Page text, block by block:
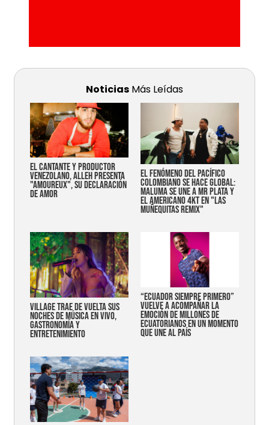
Noticias Más Leídas
EL CANTANTE Y PRODUCTOR
VENEZOLANO, ALLEH PRESENTA
"AMOUREUX", SU DECLARACIÓN
DE AMOR
EL FENÓMENO DEL PACÍFICO
COLOMBIANO SE HACE GLOBAL:
MALUMA SE UNE A MR PLATA Y
EL AMERICANO 4KT EN "LAS
MUÑEQUITAS REMIX"
Village trae de vuelta sus
noches de música en vivo,
gastronomía y
entretenimiento
“Ecuador siempre primero”
vuelve a acompañar la
emoción de millones de
ecuatorianos en un momento
que une al país